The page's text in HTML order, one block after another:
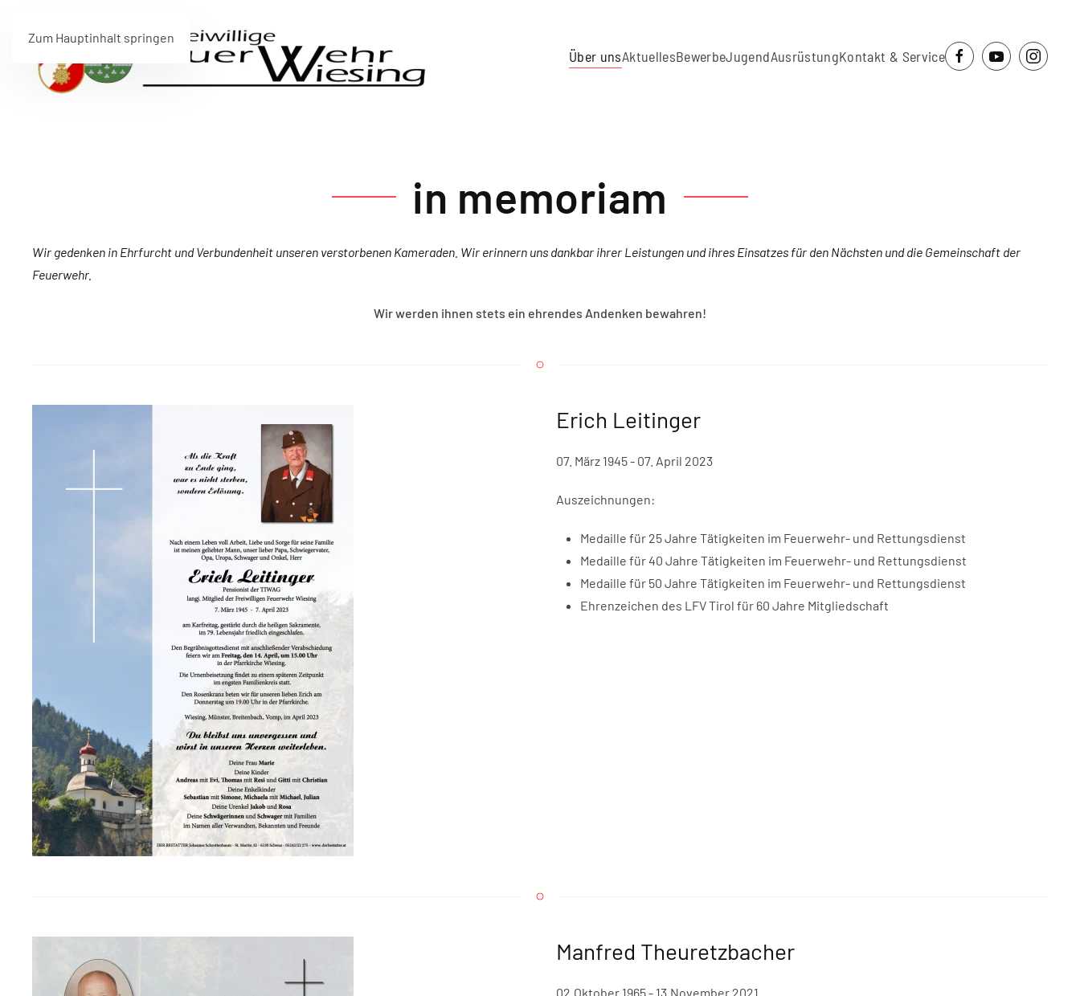
Zum Hauptinhalt springen
Über unsAktuellesBewerbeJugendAusrüstungKontakt & Service
in memoriam
Wir gedenken in Ehrfurcht und Verbundenheit unseren verstorbenen Kameraden. Wir erinnern uns dankbar ihrer Leistungen und ihres Einsatzes für den Nächsten und die Gemeinschaft der
Feuerwehr.
Wir werden ihnen stets ein ehrendes Andenken bewahren!
Erich Leitinger
07. März 1945 - 07. April 2023
Auszeichnungen:
Medaille für 25 Jahre Tätigkeiten im Feuerwehr- und Rettungsdienst
Medaille für 40 Jahre Tätigkeiten im Feuerwehr- und Rettungsdienst
Medaille für 50 Jahre Tätigkeiten im Feuerwehr- und Rettungsdienst
Ehrenzeichen des LFV Tirol für 60 Jahre Mitgliedschaft
Manfred Theuretzbacher
02.Oktober 1965 - 13.November 2021